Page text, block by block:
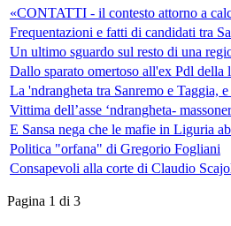
«CONTATTI - il contesto attorno a
Frequentazioni e fatti di candidati tra
Un ultimo sguardo sul resto di una
Dallo sparato omertoso all'ex Pdl della
La 'ndrangheta tra Sanremo e Taggia,
Vittima dell’asse ‘ndrangheta-
E Sansa nega che le mafie in Liguria
Politica "orfana" di Gregorio Fogliani
Consapevoli alla corte di Claudio
Pagina 1 di 3